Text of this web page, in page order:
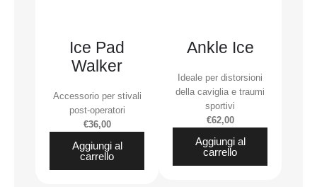
Ice Pad
Walker
Accessorio per stivali
post-operatori
€36,00
Aggiungi al
carrello
Ankle Ice
Ideale per distorsioni
della caviglia e traumi
sportivi
€62,00
Aggiungi al
carrello